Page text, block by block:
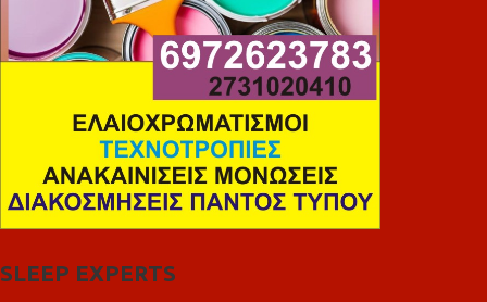
SLEEP EXPERTS